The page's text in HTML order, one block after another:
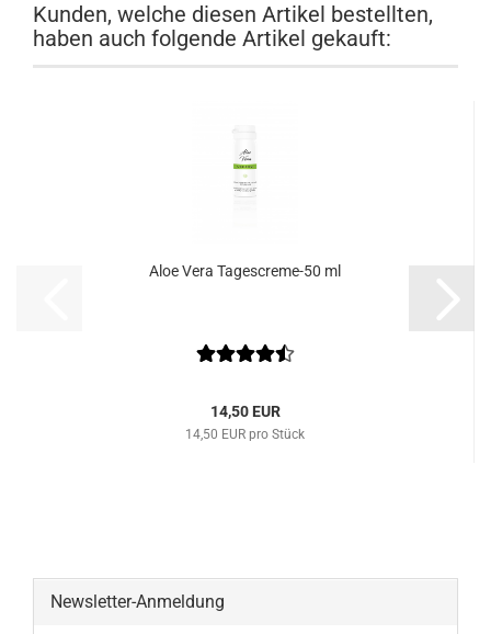
Kunden, welche diesen Artikel bestellten,
haben auch folgende Artikel gekauft:
Aloe Vera Tagescreme-50 ml
14,50 EUR
14,50 EUR pro Stück
Newsletter-Anmeldung